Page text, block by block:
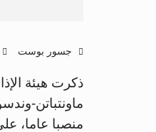
جسور بوست
ذكرت هيئة
ماونتباتن-
منصبا عاما،